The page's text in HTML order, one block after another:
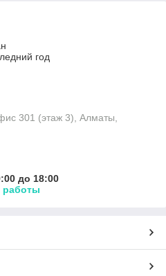
год
301 (этаж 3), Алматы,
до 18:00
работы